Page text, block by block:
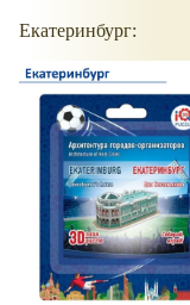
Екатеринбург: